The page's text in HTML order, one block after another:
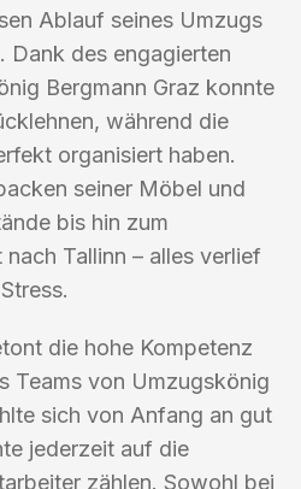
Ablauf seines Umzugs
Dank des engagierten
Bergmann Graz konnte
während die
organisiert haben.
seiner Möbel und
bis hin zum
Tallinn – alles verlief
die hohe Kompetenz
Teams von Umzugskönig
sich von Anfang an gut
jederzeit auf die
zählen. Sowohl bei